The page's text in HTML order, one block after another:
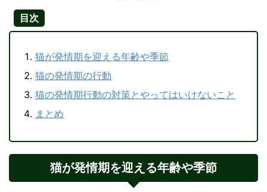
目次
猫が発情期を迎える年齢や季節
猫の発情期の行動
猫の発情期行動の対策とやってはいけないこと
まとめ
猫が発情期を迎える年齢や季節